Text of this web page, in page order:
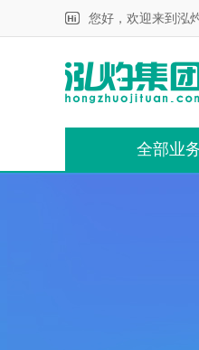
您好，欢迎来到泓
全部业